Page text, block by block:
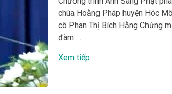
chùa Hoằng Pháp huyện Hóc
cô Phan Thị Bích Hằng Chứng
đàm …
Xem tiếp